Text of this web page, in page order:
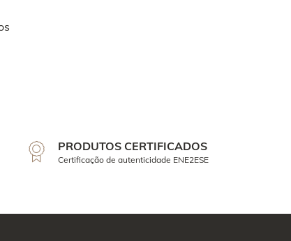
PRODUTOS CERTIFICADOS
Certificação de autenticidade ENE2ESE